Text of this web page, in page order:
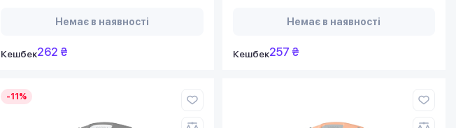
Немає в наявності
Кешбек262 ₴
Немає в наявності
Кешбек257 ₴
-11%